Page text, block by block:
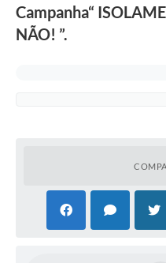
Campanha“
NÃO! ”.